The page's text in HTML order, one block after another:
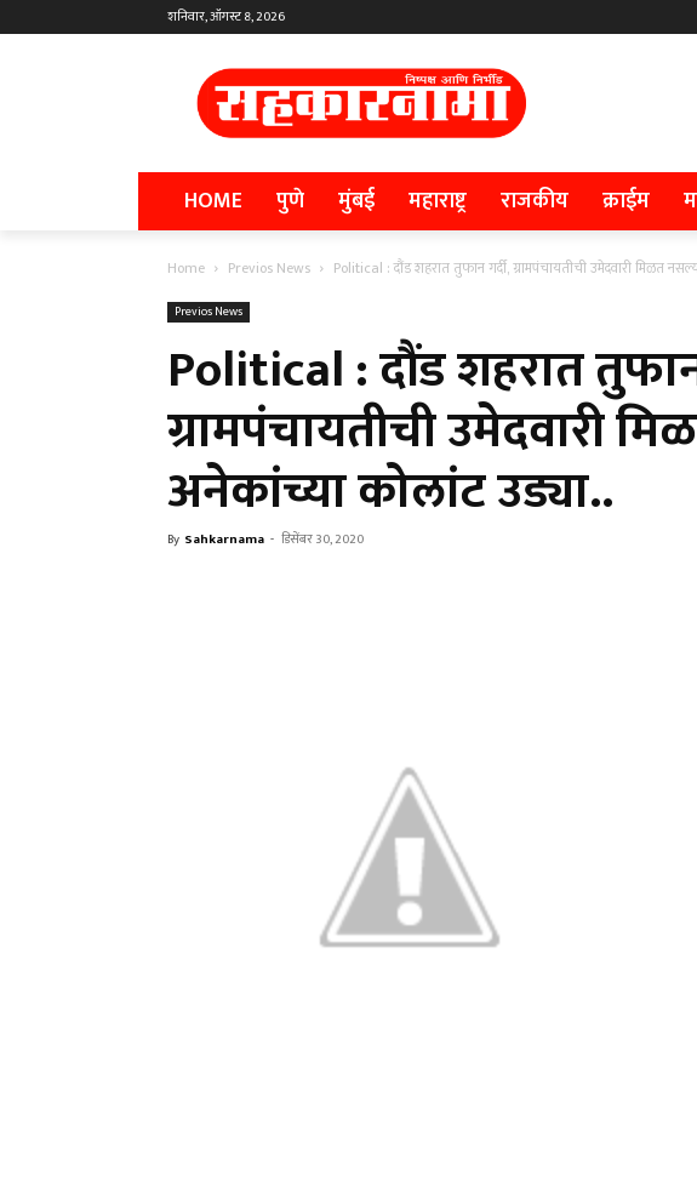
शनिवार, ऑगस्ट 8, 2026
HOME पुणे मुंबई महाराष्ट्र राजकीय क्राईम
Home Previos News Political : दौंड शहरात तुफान गर्दी, ग्रामपंचायतीची उमेदवारी मिळत
Previos News
Political : दौंड शहरात तुफान
ग्रामपंचायतीची उमेदवारी
अनेकांच्या कोलांट उड्या..
By Sahkarnama - डिसेंबर 30, 2020